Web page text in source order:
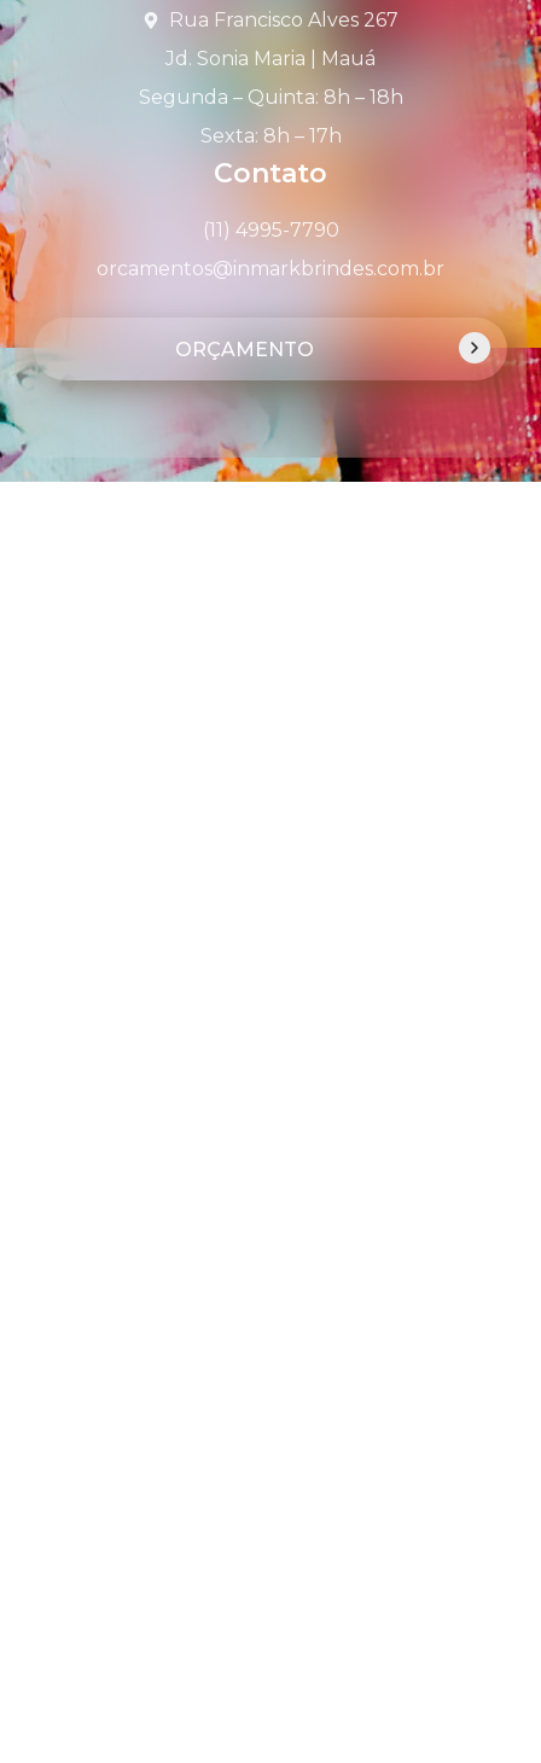
Rua Francisco Alves 267
Jd. Sonia Maria | Mauá
Segunda – Quinta: 8h – 18h
Sexta: 8h – 17h
Contato
(11) 4995-7790
orcamentos@inmarkbrindes.com.br
ORÇAMENTO